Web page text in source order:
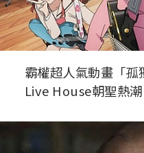
霸權超人氣動畫「
Live House朝聖熱潮